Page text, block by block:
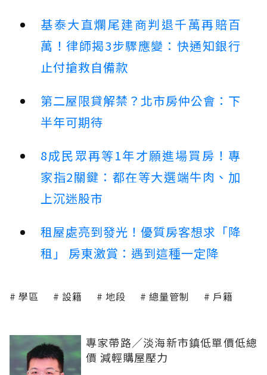
基泰大直爛尾建商判退千萬再賠百
萬！律師揭3步驟應變：快通知銀行
止付搶救自備款
第二屋限貸解禁？北市房仲公會：下
半年可期待
8成民眾再等1年才願進場買房！專
家指2關鍵：都在等大選端牛肉、加
上沉迷股市
租屋處亮到發光！優質房客想求「降
租」 房東激賞：遇到這種一定降
學區 設籍 地段 總量管制 戶籍
專家帶路／淡海新市鎮低單價低總
價 減輕購屋壓力